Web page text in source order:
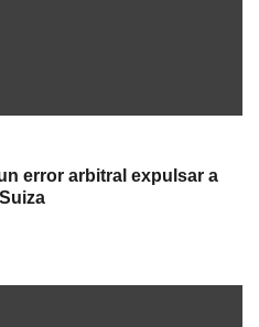
error arbitral expulsar a